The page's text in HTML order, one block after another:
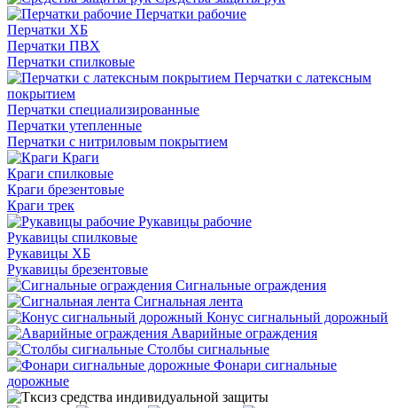
Перчатки рабочие
Перчатки ХБ
Перчатки ПВХ
Перчатки спилковые
Перчатки с латексным
покрытием
Перчатки специализированные
Перчатки утепленные
Перчатки с нитриловым покрытием
Краги
Краги спилковые
Краги брезентовые
Краги трек
Рукавицы рабочие
Рукавицы спилковые
Рукавицы ХБ
Рукавицы брезентовые
Сигнальные ограждения
Сигнальная лента
Конус сигнальный дорожный
Аварийные ограждения
Столбы сигнальные
Фонари сигнальные
дорожные